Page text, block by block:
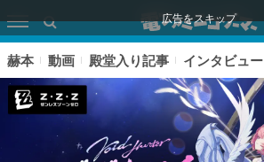
広告をスキップ
赫本 動画 殿堂入り記事 インタビュー